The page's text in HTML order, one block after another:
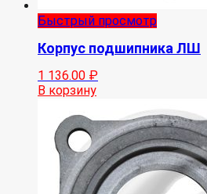
Быстрый просмотр
Корпус подшипника ЛШ
1 136.00 ₽
В корзину